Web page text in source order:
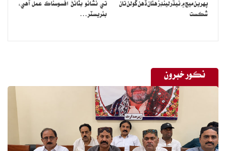
پهرين ميچ ۾ نيڌرلينڊز هٿان ڏهن گولن تان
شڪست
تي نشانو بڻائڻ افسوسناڪ عمل آهي:
بئريسٽر…
نڪور خبرون